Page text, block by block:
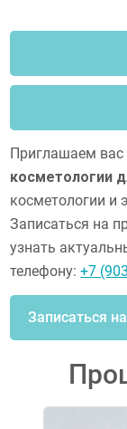
Приглашаем вас
косметологии
косметологии и
Записаться на
узнать
телефону:+7
Записаться